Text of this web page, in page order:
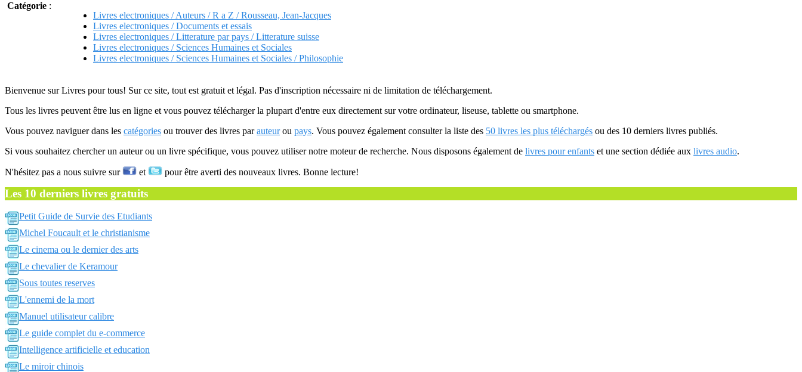
Catégorie :
Livres electroniques / Auteurs / R a Z / Rousseau, Jean-Jacques
Livres electroniques / Documents et essais
Livres electroniques / Litterature par pays / Litterature suisse
Livres electroniques / Sciences Humaines et Sociales
Livres electroniques / Sciences Humaines et Sociales / Philosophie
Bienvenue sur Livres pour tous! Sur ce site, tout est gratuit et légal. Pas d'inscription nécessaire ni de limitation de téléchargement.
Tous les livres peuvent être lus en ligne et vous pouvez télécharger la plupart d'entre eux directement sur votre ordinateur, liseuse, tablette ou smartphone.
Vous pouvez naviguer dans les catégories ou trouver des livres parauteurou pays. Vous pouvez également consulter la liste des 50 livres les plus téléchargés ou des 10 derniers livres publiés.
Si vous souhaitez chercher un auteur ou un livre spécifique, vous pouvez utiliser notre moteur de recherche. Nous disposons également de livres pour enfants et une section dédiée aux livres audio.
N'hésitez pas a nous suivre sur et pour être averti des nouveaux livres. Bonne lecture!
Les 10 derniers livres gratuits
Petit Guide de Survie des Etudiants
Michel Foucault et le christianisme
Le cinema ou le dernier des arts
Le chevalier de Keramour
Sous toutes reserves
L'ennemi de la mort
Manuel utilisateur calibre
Le guide complet du e-commerce
Intelligence artificielle et education
Le miroir chinois